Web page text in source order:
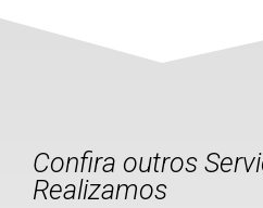
Confira outros
Realizamos